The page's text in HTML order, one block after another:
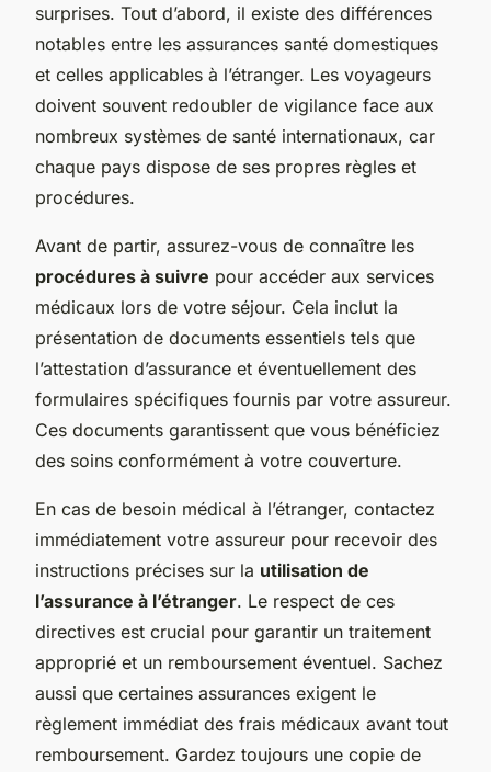
surprises. Tout d’abord, il existe des différences
notables entre les assurances santé domestiques
et celles applicables à l’étranger. Les voyageurs
doivent souvent redoubler de vigilance face aux
nombreux systèmes de santé internationaux, car
chaque pays dispose de ses propres règles et
procédures.
Avant de partir, assurez-vous de connaître les
procédures à suivre pour accéder aux services
médicaux lors de votre séjour. Cela inclut la
présentation de documents essentiels tels que
l’attestation d’assurance et éventuellement des
formulaires spécifiques fournis par votre assureur.
Ces documents garantissent que vous bénéficiez
des soins conformément à votre couverture.
En cas de besoin médical à l’étranger, contactez
immédiatement votre assureur pour recevoir des
instructions précises sur la utilisation de
l’assurance à l’étranger. Le respect de ces
directives est crucial pour garantir un traitement
approprié et un remboursement éventuel. Sachez
aussi que certaines assurances exigent le
règlement immédiat des frais médicaux avant tout
remboursement. Gardez toujours une copie de